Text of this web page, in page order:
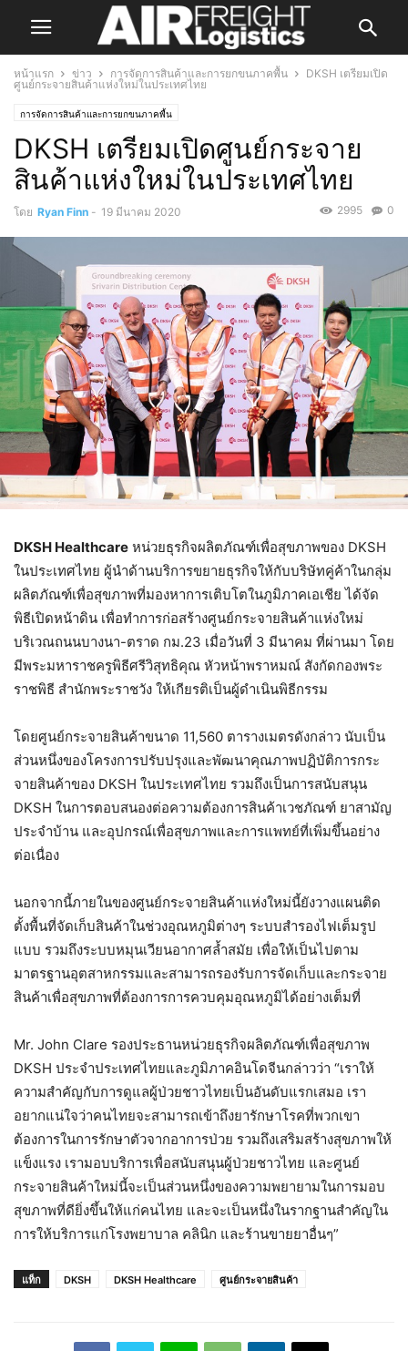
หน้าแรก ข่าว การจัดการสินค้าและการยกขนภาคพื้น
DKSH เตรียมเปิด
ศูนย์กระจายสินค้าแห่งใหม่ในประเทศไทย
การจัดการสินค้าและการยกขนภาคพื้น
DKSH เตรียมเปิดศูนย์กระจาย
สินค้าแห่งใหม่ในประเทศไทย
โดย Ryan Finn - 19 มีนาคม 2020 0
2995
DKSH Healthcare หน่วยธุรกิจผลิตภัณฑ์เพื่อสุขภาพของ DKSH
ในประเทศไทย ผู้นำด้านบริการขยายธุรกิจให้กับบริษัทคู่ค้าในกลุ่ม
ผลิตภัณฑ์เพื่อสุขภาพที่มองหาการเติบโตในภูมิภาคเอเชีย ได้จัด
พิธีเปิดหน้าดิน เพื่อทำการก่อสร้างศูนย์กระจายสินค้าแห่งใหม่
บริเวณถนนบางนา-ตราด กม.23 เมื่อวันที่ 3 มีนาคม ที่ผ่านมา โดย
มีพระมหาราชครูพิธีศรีวิสุทธิคุณ หัวหน้าพราหมณ์ สังกัดกองพระ
ราชพิธี สำนักพระราชวัง ให้เกียรติเป็นผู้ดำเนินพิธีกรรม
โดยศูนย์กระจายสินค้าขนาด 11,560 ตารางเมตรดังกล่าว นับเป็น
ส่วนหนึ่งของโครงการปรับปรุงและพัฒนาคุณภาพปฏิบัติการกระ
จายสินค้าของ DKSH ในประเทศไทย รวมถึงเป็นการสนับสนุน
DKSH ในการตอบสนองต่อความต้องการสินค้าเวชภัณฑ์ ยาสามัญ
ประจำบ้าน และอุปกรณ์เพื่อสุขภาพและการแพทย์ที่เพิ่มขึ้นอย่าง
ต่อเนื่อง
นอกจากนี้ภายในของศูนย์กระจายสินค้าแห่งใหม่นี้ยังวางแผนติด
ตั้งพื้นที่จัดเก็บสินค้าในช่วงอุณหภูมิต่างๆ ระบบสำรองไฟเต็มรูป
แบบ รวมถึงระบบหมุนเวียนอากาศล้ำสมัย เพื่อให้เป็นไปตาม
มาตรฐานอุตสาหกรรมและสามารถรองรับการจัดเก็บและกระจาย
สินค้าเพื่อสุขภาพที่ต้องการการควบคุมอุณหภูมิได้อย่างเต็มที่
Mr. John Clare รองประธานหน่วยธุรกิจผลิตภัณฑ์เพื่อสุขภาพ
DKSH ประจำประเทศไทยและภูมิภาคอินโดจีนกล่าวว่า “เราให้
ความสำคัญกับการดูแลผู้ป่วยชาวไทยเป็นอันดับแรกเสมอ เรา
อยากแน่ใจว่าคนไทยจะสามารถเข้าถึงยารักษาโรคที่พวกเขา
ต้องการในการรักษาตัวจากอาการป่วย รวมถึงเสริมสร้างสุขภาพให้
แข็งแรง เรามอบบริการเพื่อสนับสนุนผู้ป่วยชาวไทย และศูนย์
กระจายสินค้าใหม่นี้จะเป็นส่วนหนึ่งของความพยายามในการมอบ
สุขภาพที่ดียิ่งขึ้นให้แก่คนไทย และจะเป็นหนึ่งในรากฐานสำคัญใน
การให้บริการแก่โรงพยาบาล คลินิก และร้านขายยาอื่นๆ”
แท็ก DKSH DKSH Healthcare ศูนย์กระจายสินค้า